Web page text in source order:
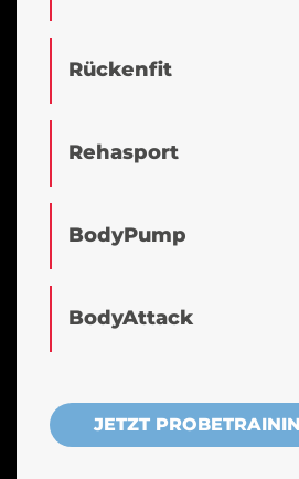
Rückenfit
Rehasport
BodyPump
BodyAttack
JETZT